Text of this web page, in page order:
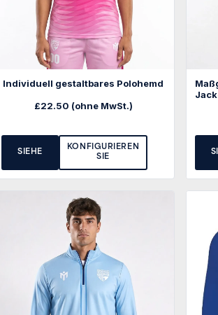
Individuell gestaltbares Polohemd
£22.50 (ohne MwSt.)
SIEHE
KONFIGURIEREN
SIE